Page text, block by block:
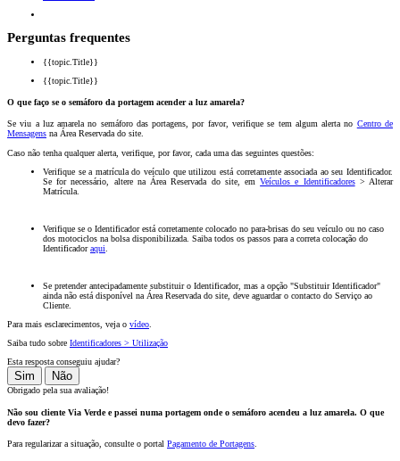
Perguntas frequentes
{{topic.Title}}
{{topic.Title}}
O que faço se o semáforo da portagem acender a luz amarela?
Se viu a luz amarela no semáforo das portagens, por favor, verifique se tem algum alerta no Centro de
Mensagens na Área Reservada do site.
Caso não tenha qualquer alerta, verifique, por favor, cada uma das seguintes questões:
Verifique se a matrícula do veículo que utilizou está corretamente associada ao seu Identificador.
Se for necessário, altere na Área Reservada do site, emVeículos e Identificadores> Alterar
Matrícula.
Verifique se o Identificador está corretamente colocado no para-brisas do seu veículo ou no caso
dos motociclos na bolsa disponibilizada. Saiba todos os passos para a correta colocação do
Identificadoraqui.
Se pretender antecipadamente substituir o Identificador, mas a opção "Substituir Identificador"
ainda não está disponível na Área Reservada do site, deve aguardar o contacto do Serviço ao
Cliente.
Para mais esclarecimentos, veja o vídeo.
Saiba tudo sobre Identificadores > Utilização
Esta resposta conseguiu ajudar?
Sim Não
Obrigado pela sua avaliação!
Não sou cliente Via Verde e passei numa portagem onde o semáforo acendeu a luz amarela. O que
devo fazer?
Para regularizar a situação, consulte o portal Pagamento de Portagens